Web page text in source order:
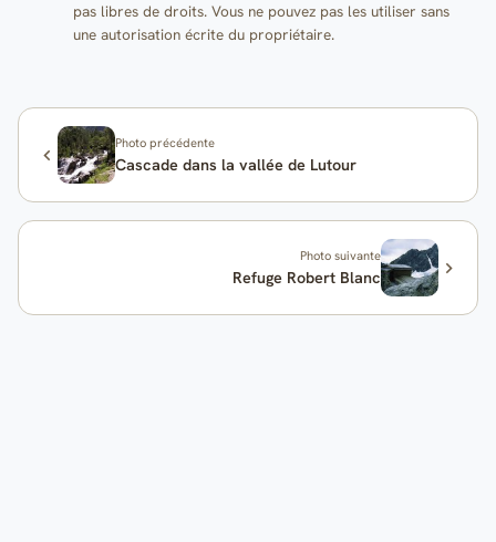
pas libres de droits. Vous ne pouvez pas les utiliser sans
une autorisation écrite du propriétaire.
Photo précédente
Cascade dans la vallée de Lutour
Photo suivante
Refuge Robert Blanc